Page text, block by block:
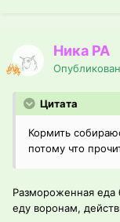
Ника РА
Цитата
Кормить
потому что
Размороженная
еду воронам,